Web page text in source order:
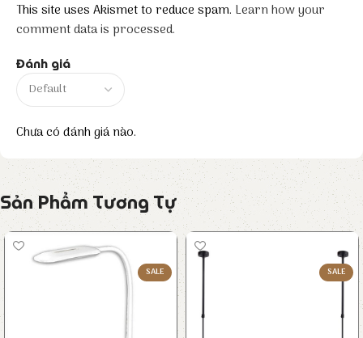
Đánh giá
Chưa có đánh giá nào.
This site uses Akismet to reduce spam. Learn how your
comment data is processed.
Sản Phẩm Tương Tự
SALE SALE